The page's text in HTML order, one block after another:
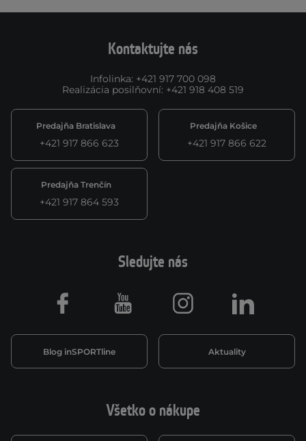
Kontaktujte nás
Infolinka: +421 917 700 098
Realizácia posilňovní: +421 918 408 519
Predajňa Bratislava
+421 917 866 623
Predajňa Košice
+421 917 866 622
Predajňa Trenčín
+421 917 864 593
Všetko o nákupe
Sledujte nás
Blog inSPORTline Aktuality
Facebook Youtube Instagram LinkedIn